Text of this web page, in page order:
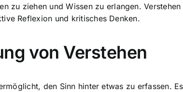
zu ziehen und Wissen zu erlangen.
Reflexion und kritisches Denken.
von Verstehen
den Sinn hinter etwas zu erfassen.